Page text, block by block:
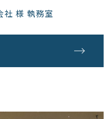
社 様 執務室